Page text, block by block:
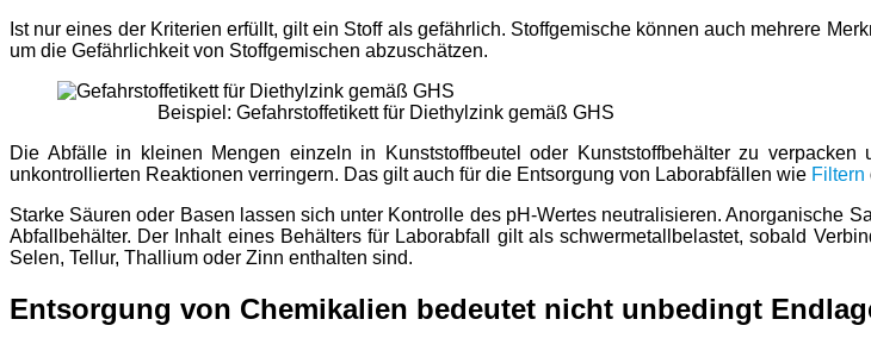
Ist nur eines der Kriterien erfüllt, gilt ein Stoff als gefährlich. Stoffgemische können auch mehrere
um die Gefährlichkeit von Stoffgemischen abzuschätzen.
Beispiel: Gefahrstoffetikett für Diethylzink gemäß GHS
Die Abfälle in kleinen Mengen einzeln in Kunststoffbeutel oder Kunststoffbehälter zu
unkontrollierten Reaktionen verringern. Das gilt auch für die Entsorgung von Laborabfällen wie Filtern
Starke Säuren oder Basen lassen sich unter Kontrolle des pH-Wertes neutralisieren. Anorganische
Abfallbehälter. Der Inhalt eines Behälters für Laborabfall gilt als schwermetallbelastet, sobald
Selen, Tellur, Thallium oder Zinn enthalten sind.
Entsorgung von Chemikalien bedeutet nicht unbedingt